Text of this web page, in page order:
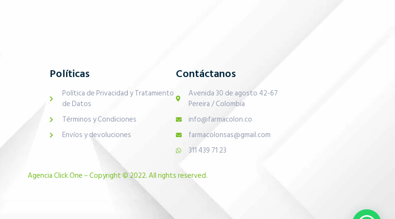
Políticas
Política de Privacidad y Tratamiento
de Datos
Términos y Condiciones
Envíos y devoluciones
Contáctanos
Avenida 30 de agosto 42-67
Pereira / Colombia
info@farmacolon.co
farmacolonsas@gmail.com
311 439 71 23
Agencia Click One – Copyright © 2022. All rights reserved.